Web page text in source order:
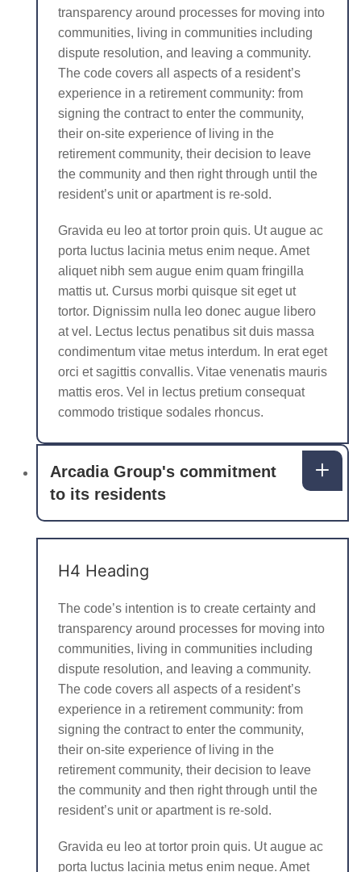
transparency around processes for moving into
communities, living in communities including
dispute resolution, and leaving a community.
The code covers all aspects of a resident’s
experience in a retirement community: from
signing the contract to enter the community,
their on-site experience of living in the
retirement community, their decision to leave
the community and then right through until the
resident’s unit or apartment is re-sold.
Gravida eu leo at tortor proin quis. Ut augue ac
porta luctus lacinia metus enim neque. Amet
aliquet nibh sem augue enim quam fringilla
mattis ut. Cursus morbi quisque sit eget ut
tortor. Dignissim nulla leo donec augue libero
at vel. Lectus lectus penatibus sit duis massa
condimentum vitae metus interdum. In erat eget
orci et sagittis convallis. Vitae venenatis mauris
mattis eros. Vel in lectus pretium consequat
commodo tristique sodales rhoncus.
Arcadia Group's commitment
to its residents
H4 Heading
The code’s intention is to create certainty and
transparency around processes for moving into
communities, living in communities including
dispute resolution, and leaving a community.
The code covers all aspects of a resident’s
experience in a retirement community: from
signing the contract to enter the community,
their on-site experience of living in the
retirement community, their decision to leave
the community and then right through until the
resident’s unit or apartment is re-sold.
Gravida eu leo at tortor proin quis. Ut augue ac
porta luctus lacinia metus enim neque. Amet